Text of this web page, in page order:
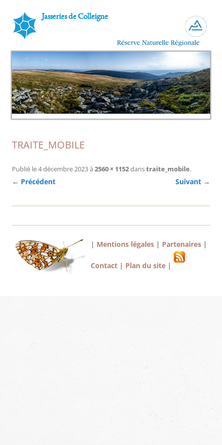
Jasseries de Colleigne
TRAITE_MOBILE
Publié le4 décembre 2023à 2560 × 1152danstraite_mobile.
← Précédent Suivant →
| Mentions légales | Partenaires |
Contact | Plan du site |